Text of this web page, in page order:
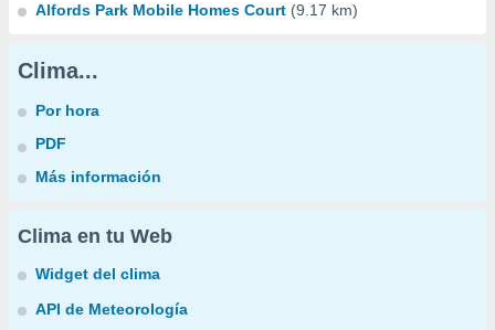
Alfords Park Mobile Homes Court (9.17 km)
Clima...
Por hora
PDF
Más información
Clima en tu Web
Widget del clima
API de Meteorología